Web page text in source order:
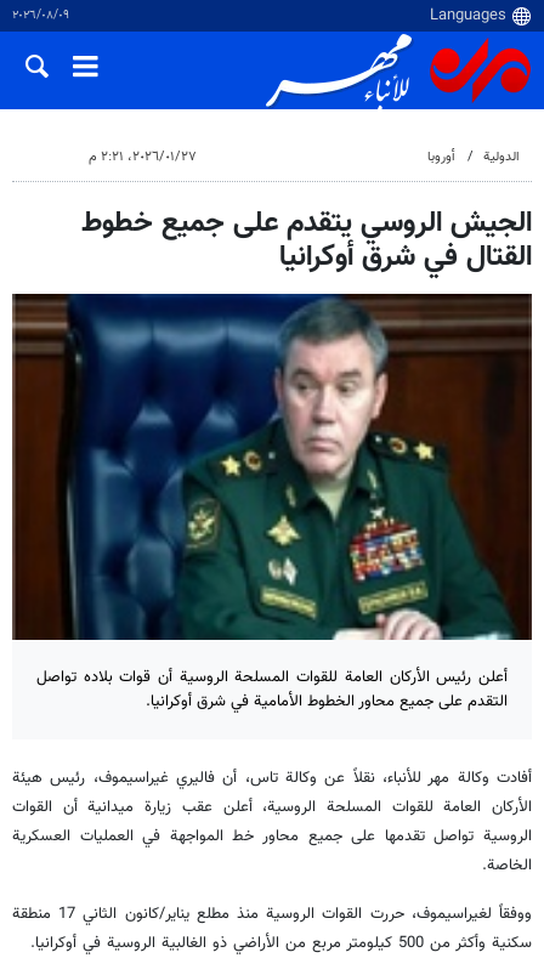
٠٩‏/٠٨‏/٢٠٢٦
الدولية أوروبا ٢٧‏/٠١‏/٢٠٢٦، ٢:٢١ م
الجيش الروسي يتقدم على جميع خطوط
القتال في شرق أوكرانيا
أعلن رئيس الأركان العامة للقوات المسلحة الروسية أن قوات بلاده تواصل
التقدم على جميع محاور الخطوط الأمامية في شرق أوكرانيا.
أفادت وكالة مهر للأنباء، نقلاً عن وكالة تاس، أن فاليري غيراسيموف، رئيس هيئة
الأركان العامة للقوات المسلحة الروسية، أعلن عقب زيارة ميدانية أن القوات
الروسية تواصل تقدمها على جميع محاور خط المواجهة في العمليات العسكرية
الخاصة.
ووفقاً لغيراسيموف، حررت القوات الروسية منذ مطلع يناير/كانون الثاني 17 منطقة
سكنية وأكثر من 500 كيلومتر مربع من الأراضي ذو الغالبية الروسية في أوكرانيا.